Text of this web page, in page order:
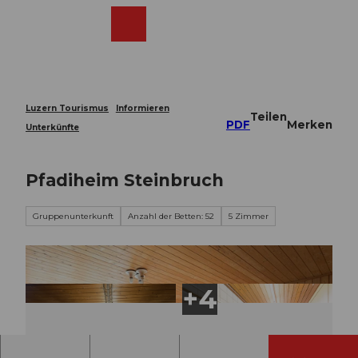
Luzern Tourismus
Informieren
Unterkünfte
PDF
Teilen
Merken
Pfadiheim Steinbruch
Gruppenunterkunft Anzahl der Betten: 52 5 Zimmer